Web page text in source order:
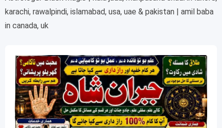
karachi, rawalpindi, islamabad, usa, uae & pakistan | amil baba
in canada, uk